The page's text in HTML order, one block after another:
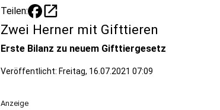
Teilen: open_in_new
Zwei Herner mit Gifttieren
Erste Bilanz zu neuem Gifttiergesetz
Veröffentlicht: Freitag, 16.07.2021 07:09
Anzeige